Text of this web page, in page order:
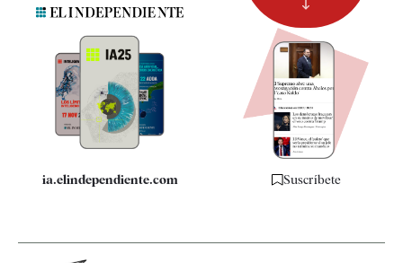
Quiénes somos
Especificaciones
ia.elindependiente.com Suscríbete